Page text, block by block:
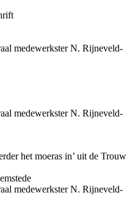
medewerkster N. Rijneveld-
medewerkster N. Rijneveld-
het moeras in’ uit de Trouw
medewerkster N. Rijneveld-